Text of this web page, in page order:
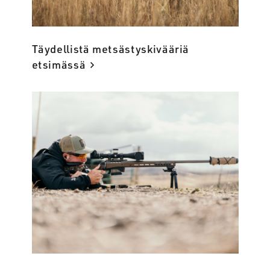
Täydellistä metsästyskivääriä
etsimässä